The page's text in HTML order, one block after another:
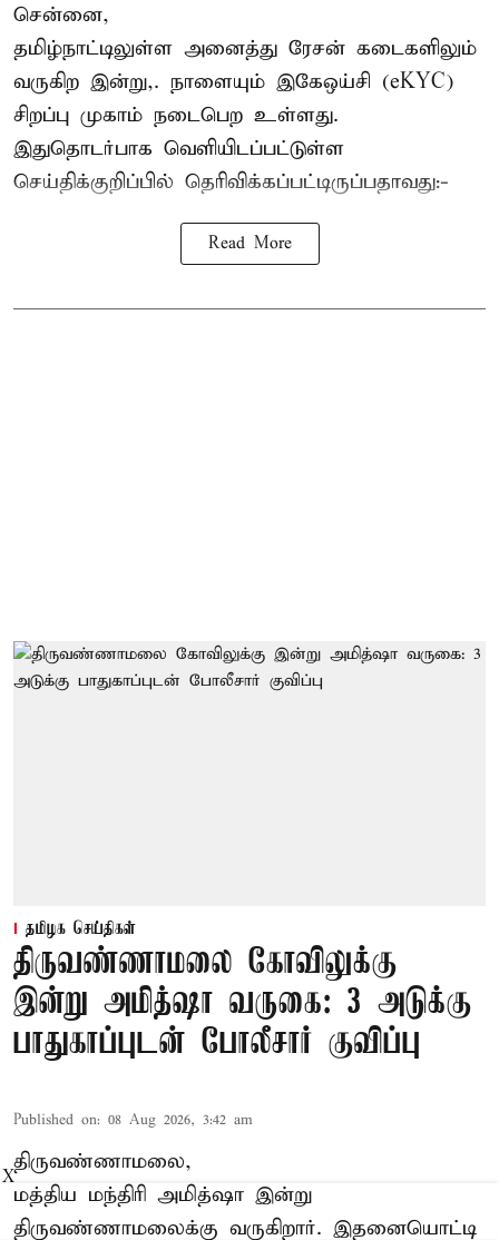
சென்னை,
தமிழ்நாட்டிலுள்ள அனைத்து ரேசன் கடைகளிலும்
வருகிற இன்று,. நாளையும் இகேஒய்சி (eKYC)
சிறப்பு முகாம் நடைபெற உள்ளது.
இதுதொடர்பாக வெளியிடப்பட்டுள்ள
செய்திக்குறிப்பில் தெரிவிக்கப்பட்டிருப்பதாவது:-
Read More
தமிழக செய்திகள்
திருவண்ணாமலை கோவிலுக்கு
இன்று அமித்ஷா வருகை: 3 அடுக்கு
பாதுகாப்புடன் போலீசார் குவிப்பு
Published on: 08 Aug 2026, 3:42 am
திருவண்ணாமலை,
மத்திய மந்திரி அமித்ஷா இன்று
திருவண்ணாமலைக்கு வருகிறார். இதனையொட்டி
X